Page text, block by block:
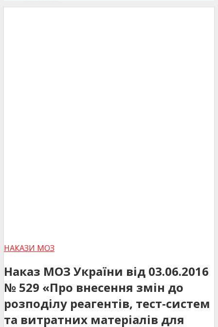
НАКАЗИ МОЗ
Наказ МОЗ України від 03.06.2016
№ 529 «Про внесення змін до
розподілу реагентів, тест-систем
та витратних матеріалів для